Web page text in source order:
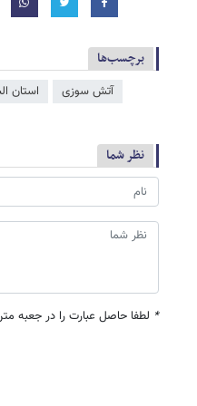
برچسب‌ها
آتش سوزی استان
نظر شما
* لطفا حاصل عبارت را در جعبه